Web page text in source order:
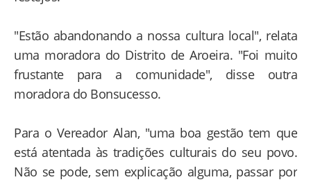
"Estão abandonando a nossa cultura local", relata
uma moradora do Distrito de Aroeira. "Foi muito
frustante para a comunidade", disse outra
moradora do Bonsucesso.
Para o Vereador Alan, "uma boa gestão tem que
está atentada às tradições culturais do seu povo.
Não se pode, sem explicação alguma, passar por